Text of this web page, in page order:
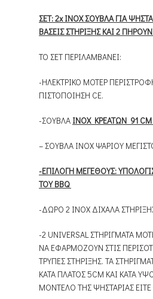
ΣΕΤ: 2x ΙΝΟΧ ΣΟΥΒΛΑ ΓΙΑ
ΒΑΣΕΙΣ ΣΤΗΡΙΞΗΣ ΚΑΙ 2
ΤΟ ΣΕΤ ΠΕΡΙΛΑΜΒΑΝΕΙ:
-ΗΛΕΚΤΡΙΚΟ ΜΟΤΕΡ
ΠΙΣΤΟΠΟΙΗΣΗ CE.
-ΣΟΥΒΛΑ ΙΝΟΧ ΚΡΕΑΤΩΝ 91
– ΣΟΥΒΛΑ ΙΝΟΧ ΨΑΡΙΟΥ
-ΕΠΙΛΟΓΗ ΜΕΓΕΘΟΥΣ:
ΤΟΥ BBQ
-ΔΩΡΟ 2 ΙΝΟΧ ΔΙΧΑΛΑ
-2 UNIVERSAL ΣΤΗΡΙΓΜΑΤΑ
ΝΑ ΕΦΑΡΜΟΖΟΥΝ ΣΤΙΣ
ΤΡΥΠΕΣ ΣΤΗΡΙΞΗΣ. ΤΑ
ΚΑΤΑ ΠΛΑΤΟΣ 5CM ΚΑΙ ΚΑΤΑ
ΜΟΝΤΕΛΟ ΤΗΣ ΨΗΣΤΑΡΙΑΣ ΕΙΤΕ